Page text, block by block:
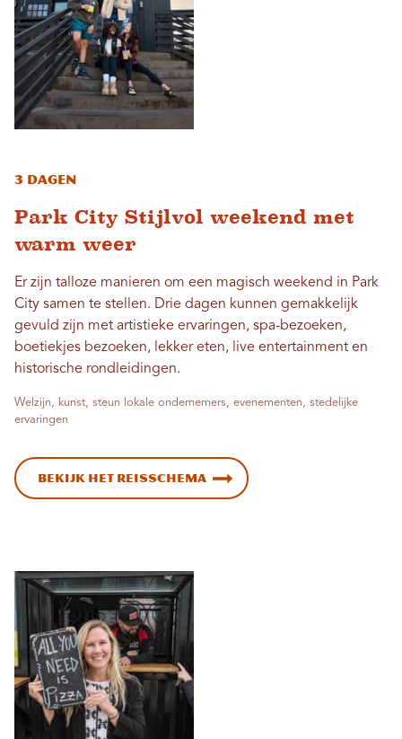
3 dagen
Park City Stijlvol weekend met
warm weer
Er zijn talloze manieren om een ​​magisch weekend in Park
City samen te stellen. Drie dagen kunnen gemakkelijk
gevuld zijn met artistieke ervaringen, spa-bezoeken,
boetiekjes bezoeken, lekker eten, live entertainment en
historische rondleidingen.
Welzijn, kunst, steun lokale ondernemers, evenementen, stedelijke
ervaringen
Bekijk het reisschema